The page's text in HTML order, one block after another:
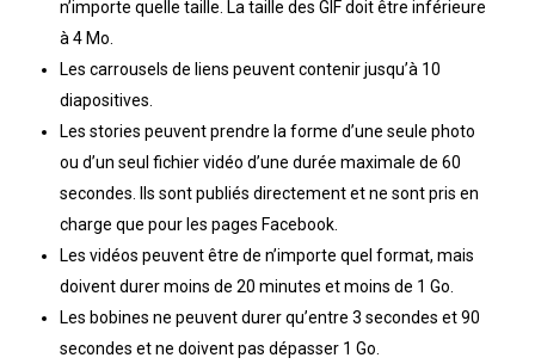
n’importe quelle taille. La taille des GIF doit être inférieure
à 4 Mo.
Les carrousels de liens peuvent contenir jusqu’à 10
diapositives.
Les stories peuvent prendre la forme d’une seule photo
ou d’un seul fichier vidéo d’une durée maximale de 60
secondes. Ils sont publiés directement et ne sont pris en
charge que pour les pages Facebook.
Les vidéos peuvent être de n’importe quel format, mais
doivent durer moins de 20 minutes et moins de 1 Go.
Les bobines ne peuvent durer qu’entre 3 secondes et 90
secondes et ne doivent pas dépasser 1 Go.